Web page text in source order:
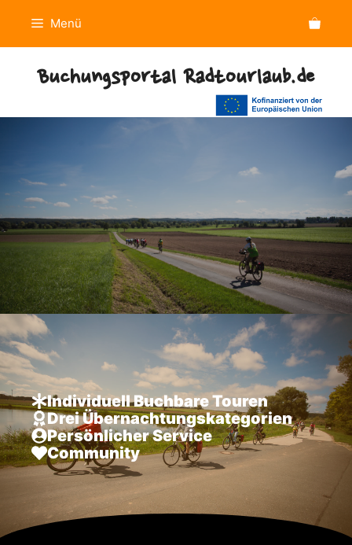
Inhalt
springen
Menü
Buchungsportal Radtourlaub.de
Terms and
Conditions
Individuell Buchbare Touren
Drei Übernachtungskategorien
Persönlicher Service
Community